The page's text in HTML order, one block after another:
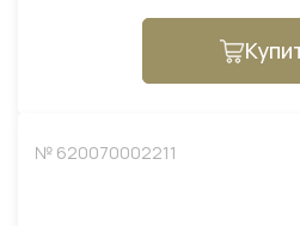
№ 620070002211